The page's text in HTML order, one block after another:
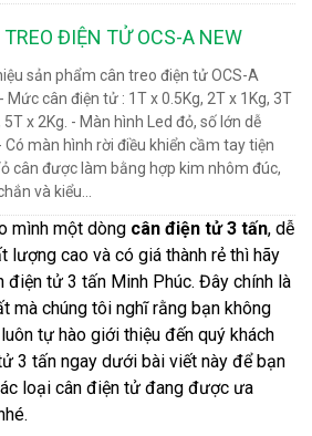
TREO ĐIỆN TỬ OCS-A NEW
sản phẩm cân treo điện tử OCS-A
- Mức cân điện tử : 1T x 0.5Kg, 2T x 1Kg, 3T
5T x 2Kg. - Màn hình Led đỏ, số lớn dễ
Có màn hình rời điều khiển cầm tay tiện
cân được làm bằng hợp kim nhôm đúc,
và kiểu...
mình một dòng cân điện tử 3 tấn, dễ
lượng cao và có giá thành rẻ thì hãy
điện tử 3 tấn Minh Phúc. Đây chính là
mà chúng tôi nghĩ rằng bạn không
tự hào giới thiệu đến quý khách
3 tấn ngay dưới bài viết này để bạn
loại cân điện tử đang được ưa